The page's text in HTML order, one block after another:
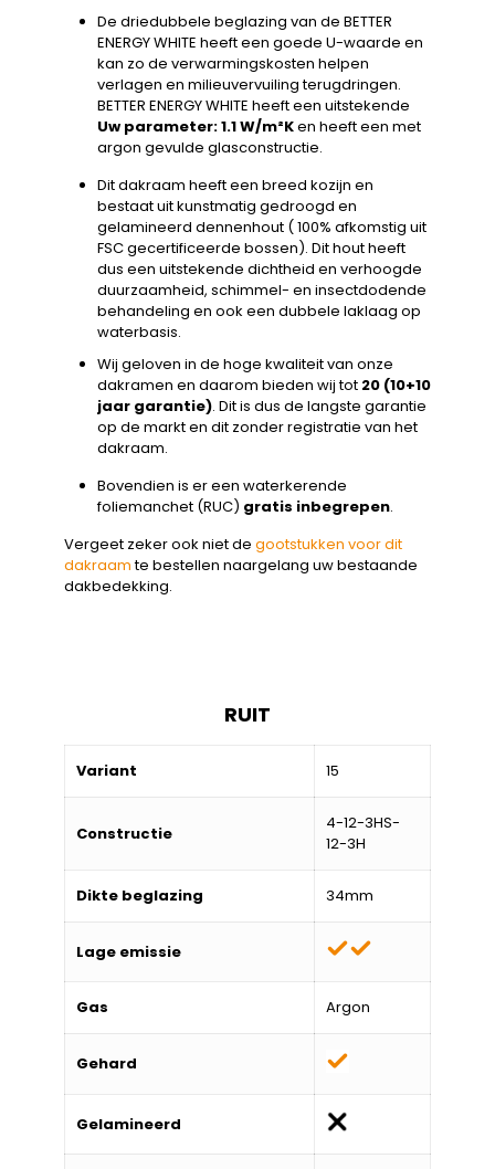
De driedubbele beglazing van de BETTER
ENERGY WHITE heeft een goede U-waarde en
kan zo de verwarmingskosten helpen
verlagen en milieuvervuiling terugdringen.
BETTER ENERGY WHITE heeft een uitstekende
Uw parameter: 1.1 W/m²Ken heeft een met
argon gevulde glasconstructie.
Dit dakraam heeft een breed kozijn en
bestaat uit kunstmatig gedroogd en
gelamineerd dennenhout ( 100% afkomstig uit
FSC gecertificeerde bossen). Dit hout heeft
dus een uitstekende dichtheid en verhoogde
duurzaamheid, schimmel- en insectdodende
behandeling en ook een dubbele laklaag op
waterbasis.
Wij geloven in de hoge kwaliteit van onze
dakramen en daarom bieden wij tot 20 (10+10
jaar garantie). Dit is dus de langste garantie
op de markt en dit zonder registratie van het
dakraam.
Bovendien is er een waterkerende
foliemanchet (RUC) gratis inbegrepen.
Vergeet zeker ook niet de gootstukken voor dit
dakraamte bestellen naargelang uw bestaande
dakbedekking.
RUIT
Variant 15
Constructie
4-12-3HS-
12-3H
Dikte beglazing 34mm
Lage emissie
Gas Argon
Gehard
Gelamineerd